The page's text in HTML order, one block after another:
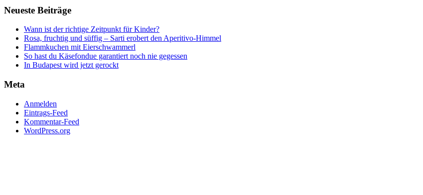
Neueste Beiträge
Wann ist der richtige Zeitpunkt für Kinder?
Rosa, fruchtig und süffig – Sarti erobert den Aperitivo-Himmel
Flammkuchen mit Eierschwammerl
So hast du Käsefondue garantiert noch nie gegessen
In Budapest wird jetzt gerockt
Meta
Anmelden
Eintrags-Feed
Kommentar-Feed
WordPress.org